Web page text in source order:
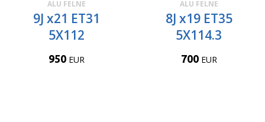
ALU FELNE
9J x21 ET31
5X112
950 EUR
ALU FELNE
8J x19 ET35
5X114.3
700 EUR